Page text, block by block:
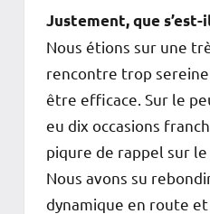
Justement, que s’est-
Nous étions sur une
rencontre trop
être efficace. Sur le
eu dix occasions
piqure de rappel sur
Nous avons su
dynamique en route et